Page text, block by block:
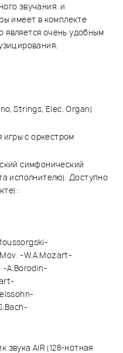
звучания и
имеет в комплекте
является очень удобным
Strings, Elec. Organ)
игры с оркестром
симфонический
исполнителю). Доступно
-W.A.Mozart-
-A.Borodin-
звука AiR (128-нотная